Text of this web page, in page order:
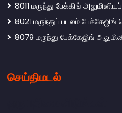
8011 மருந்து பேக்கிங்
8021 மருந்துப் படலம்
8079 மருந்து பேக்கேஜிங்
செய்திமடல்